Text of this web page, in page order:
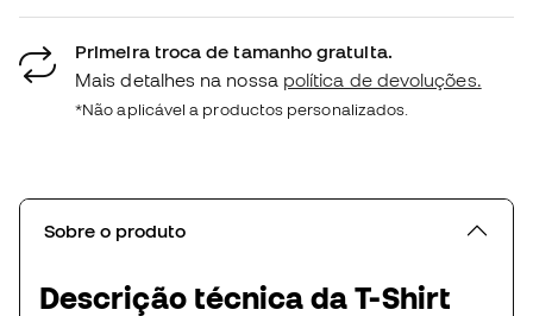
Primeira troca de tamanho gratuita.
Mais detalhes na nossa política de devoluções.
*Não aplicável a productos personalizados.
Sobre o produto
Descrição técnica da T-Shirt